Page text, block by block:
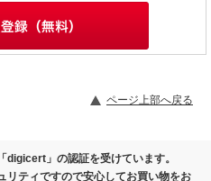
ページ上部へ戻る
digicert」の認証を受けています。
リティですので安心してお買い物をお